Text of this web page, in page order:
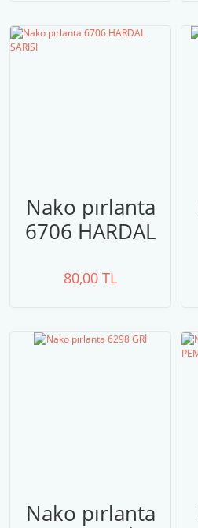
Nako pırlanta
6706 HARDAL
80,00 TL
Nako pırlanta